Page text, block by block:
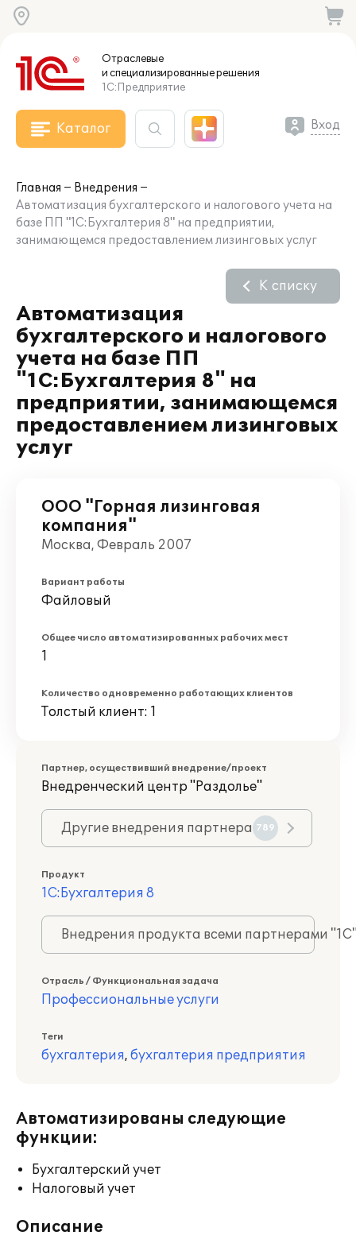
Отраслевые
и специализированныерешения
1С:Предприятие
Каталог Вход
Главная
Внедрения
Автоматизация бухгалтерского и налогового учета на
базе ПП "1С:Бухгалтерия 8" на предприятии,
занимающемся предоставлением лизинговых услуг
Автоматизация
бухгалтерского и налогового
учета на базе ПП
"1С:Бухгалтерия 8" на
предприятии, занимающемся
предоставлением лизинговых
услуг
К списку
ООО "Горная лизинговая
компания"
Москва, Февраль 2007
Вариант работы
Файловый
Общее число автоматизированных рабочих мест
1
Количество одновременно работающих клиентов
Толстый клиент: 1
Партнер, осуществивший внедрение/проект
Внедренческий центр "Раздолье"
Другие внедрения партнера 789
Продукт
1С:Бухгалтерия 8
Внедрения продукта всеми партнерами
Отрасль / Функциональная задача
Профессиональные услуги
Теги
бухгалтерия, бухгалтерия предприятия
Автоматизированы следующие
функции:
Бухгалтерский учет
Налоговый учет
Описание